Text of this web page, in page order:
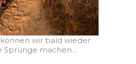
wir bald wieder
Sprünge machen…